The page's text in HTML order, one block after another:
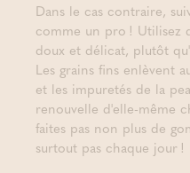
Dans le cas contraire,
comme un pro ! Utilisez
doux et délicat, plutôt
Les grains fins enlèvent
et les impuretés de la
renouvelle d'elle-même
faites pas non plus de
surtout pas chaque jour !